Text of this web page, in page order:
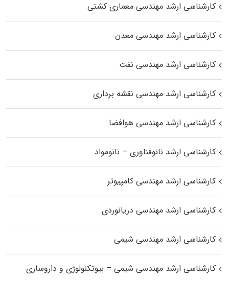
کارشناسی ارشد مهندسی معماری کشتی
کارشناسی ارشد مهندسی معدن
کارشناسی ارشد مهندسی نفت
کارشناسی ارشد مهندسی نقشه برداری
کارشناسی ارشد مهندسی هوافضا
کارشناسی ارشد نانوفناوری – نانومواد
کارشناسی ارشد مهندسی کامپیوتر
کارشناسی ارشد مهندسی دریانوردی
کارشناسی ارشد مهندسی شیمی
کارشناسی ارشد مهندسی شیمی – بیوتکنولوژی و داروسازی